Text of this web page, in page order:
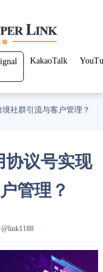
KakaoTalk
社群引流与客户管理？
协议号实现
管理？
@link1188